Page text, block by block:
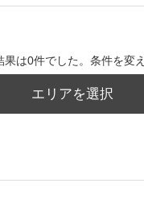
果は0件でした。条件を変
エリアを選択